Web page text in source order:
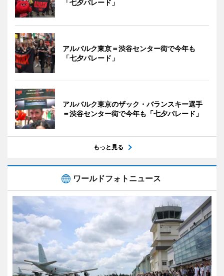
「七夕パレード」
アルバルク東京＝渋谷センター街で今年も
「七夕パレード」
アルバルク東京のザック・バランスキー選手
＝渋谷センター街で今年も「七夕パレード」
もっと見る
ワールドフォトニュース